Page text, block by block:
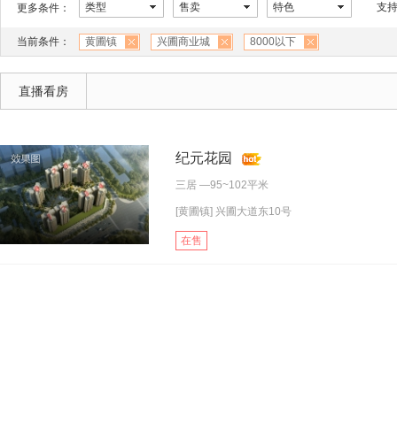
更多条件： 类型 售卖 特色 支
当前条件： 黄圃镇 兴圃商业城 8000以下
直播看房
纪元花园
三居 —95~102平米
[黄圃镇] 兴圃大道东10号
在售